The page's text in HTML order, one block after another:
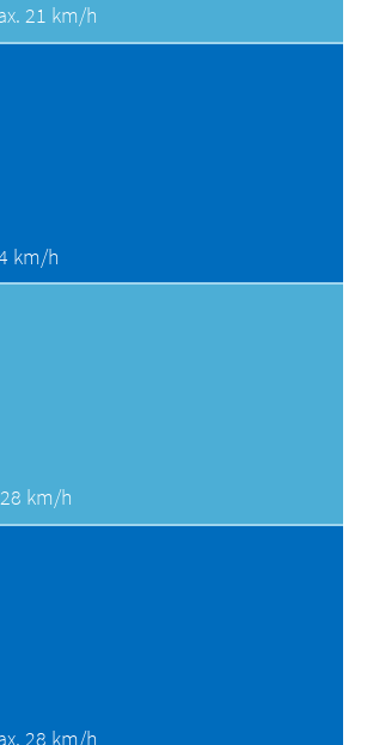
21 km/h
km/h
km/h
28 km/h